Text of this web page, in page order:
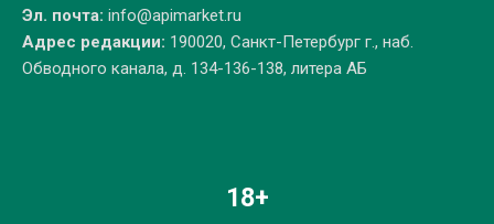
Эл. почта: info@apimarket.ru
Адрес редакции: 190020, Санкт-Петербург г., наб.
Обводного канала, д. 134-136-138, литера АБ
18+